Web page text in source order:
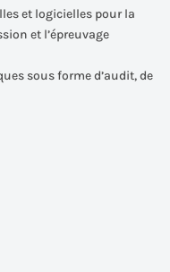
et logicielles pour la
et l’épreuvage
sous forme d’audit, de